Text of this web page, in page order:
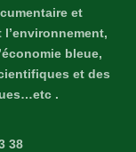
et
bleue,
et des
.
38